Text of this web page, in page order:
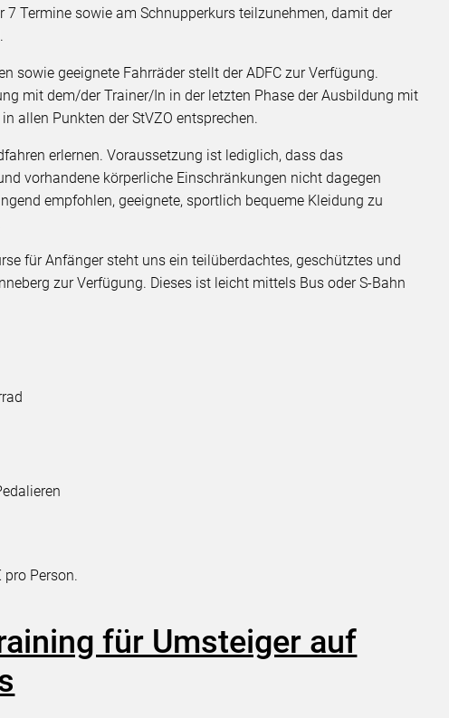
7 Termine sowie am Schnupperkurs teilzunehmen, damit der
sowie geeignete Fahrräder stellt der ADFC zur Verfügung.
mit dem/der Trainer/In in der letzten Phase der Ausbildung mit
allen Punkten der StVZO entsprechen.
erlernen. Voraussetzung ist lediglich, dass das
vorhandene körperliche Einschränkungen nicht dagegen
empfohlen, geeignete, sportlich bequeme Kleidung zu
für Anfänger steht uns ein teilüberdachtes, geschütztes und
zur Verfügung. Dieses ist leicht mittels Bus oder S-Bahn
pro Person.
für Umsteiger auf